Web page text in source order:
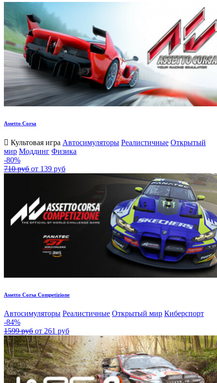
Assetto Corsa
Культовая игра Автосимуляторы Реалистичные Открытый
мир Моддинг Физика
-80%
710 руб от 139 руб
Assetto Corsa Competizione
Автосимуляторы Реалистичные Открытый мир Киберспорт
-84%
1599 руб от 261 руб